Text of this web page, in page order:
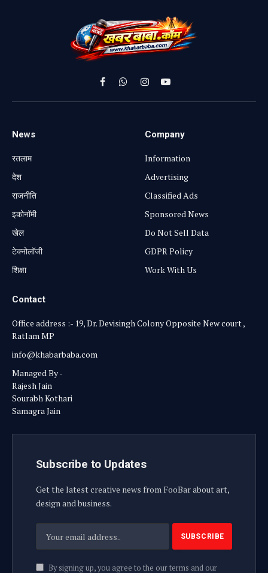
FacebookWhatsApp
InstagramYouTube
News
रतलाम
⁠देश
राजनीति
⁠इकोनॉमी
खेल
टेक्नोलॉजी
शिक्षा
Company
Information
Advertising
Classified Ads
Sponsored News
Do Not Sell Data
GDPR Policy
Work With Us
Contact
Office address :- 19, Dr. Devisingh Colony Opposite New court ,
Ratlam MP
info@khabarbaba.com
Managed By -
Rajesh Jain
Sourabh Kothari
Samagra Jain
Subscribe to Updates
Get the latest creative news from FooBar about art,
design and business.
By signing up, you agree to the our terms and our